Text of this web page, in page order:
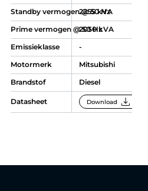
Standby vermogen @ 50 Hz
2255 kVA
Prime vermogen @ 50 Hz
2050 kVA
Emissieklasse -
Motormerk Mitsubishi
Brandstof Diesel
Datasheet Download download